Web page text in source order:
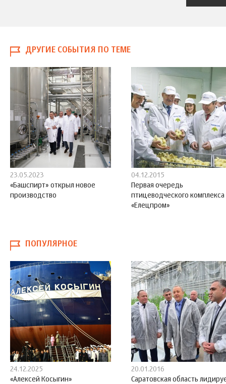
ДРУГИЕ СОБЫТИЯ ПО ТЕМЕ
23.05.2023
«Башспирт» открыл новое
производство
04.12.2015
Первая очередь
птицеводческого комплекса
«Елецпром»
ПОПУЛЯРНОЕ
24.12.2025
«Алексей Косыгин»
20.01.2016
Саратовская область